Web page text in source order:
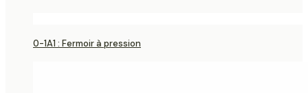
0-1A1 : Fermoir à pression